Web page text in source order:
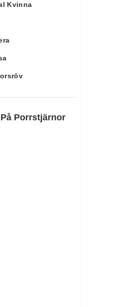
Kvinna
Porrstjärnor